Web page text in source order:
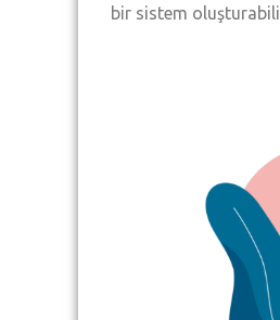
bir sistem